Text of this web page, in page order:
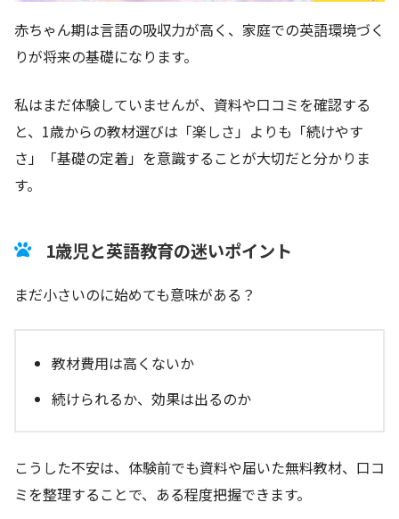
赤ちゃん期は言語の吸収力が高く、家庭での英語環境づく
りが将来の基礎になります。
私はまだ体験していませんが、資料や口コミを確認する
と、1歳からの教材選びは「楽しさ」よりも「続けやす
さ」「基礎の定着」を意識することが大切だと分かりま
す。
1歳児と英語教育の迷いポイント
まだ小さいのに始めても意味がある？
教材費用は高くないか
続けられるか、効果は出るのか
こうした不安は、体験前でも資料や届いた無料教材、口コ
ミを整理することで、ある程度把握できます。